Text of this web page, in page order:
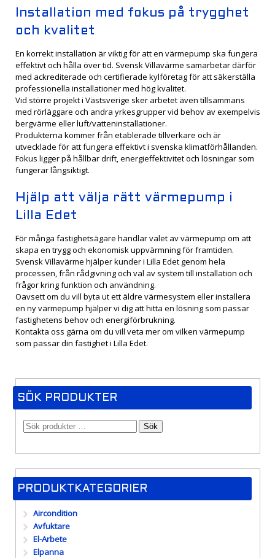
Installation med fokus på trygghet
och kvalitet
En korrekt installation är viktig för att en värmepump ska fungera
effektivt och hålla över tid. Svensk Villavärme samarbetar därför
med ackrediterade och certifierade kylföretag för att säkerställa
professionella installationer med hög kvalitet.
Vid större projekt i Västsverige sker arbetet även tillsammans
med rörläggare och andra yrkesgrupper vid behov av exempelvis
bergvärme eller luft/vatteninstallationer.
Produkterna kommer från etablerade tillverkare och är
utvecklade för att fungera effektivt i svenska klimatförhållanden.
Fokus ligger på hållbar drift, energieffektivitet och lösningar som
fungerar långsiktigt.
Hjälp att välja rätt värmepump i
Lilla Edet
För många fastighetsägare handlar valet av värmepump om att
skapa en trygg och ekonomisk uppvärmning för framtiden.
Svensk Villavärme hjälper kunder i Lilla Edet genom hela
processen, från rådgivning och val av system till installation och
frågor kring funktion och användning.
Oavsett om du vill byta ut ett äldre värmesystem eller installera
en ny värmepump hjälper vi dig att hitta en lösning som passar
fastighetens behov och energiförbrukning.
Kontakta oss gärna om du vill veta mer om vilken värmepump
som passar din fastighet i Lilla Edet.
SÖK PRODUKTER
Sök
PRODUKTKATEGORIER
Aircondition
Avfuktare
El-Arbete
Elpanna